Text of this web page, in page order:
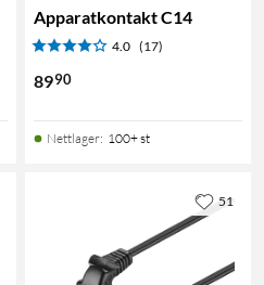
Apparatkontakt C14
4.0 (17)
8990
Nettlager: 100+ st
51